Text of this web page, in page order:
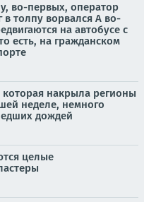
во-первых, оператор
в толпу ворвался А во-
на автобусе с
есть, на гражданском
накрыла регионы
неделе, немного
дождей
целые